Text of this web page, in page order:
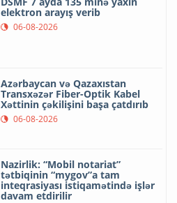
elektron arayış verib
06-08-2026
Azərbaycan və Qazaxıstan
Transxəzər Fiber-Optik Kabel
Xəttinin çəkilişini başa çatdırıb
06-08-2026
Nazirlik: “Mobil notariat”
tətbiqinin “mygov”a tam
inteqrasiyası istiqamətində işlər
davam etdirilir